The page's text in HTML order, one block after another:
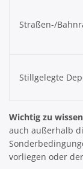
Straßen-/
Stillgelegte
Wichtig zu
auch außerhalb
vorliegen oder